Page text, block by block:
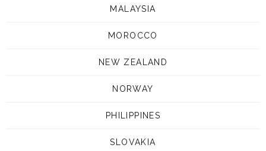
MALAYSIA
MOROCCO
NEW ZEALAND
NORWAY
PHILIPPINES
SLOVAKIA